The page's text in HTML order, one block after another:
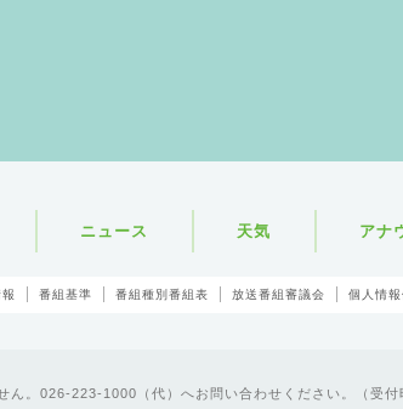
ニュース 天気 アナ
番組基準 番組種別番組表 放送番組審議会 個人情
ん。026-223-1000（代）へお問い合わせください。（受